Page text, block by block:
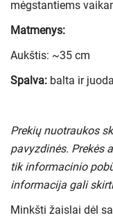
mėgstantiems
Matmenys:
Aukštis: ~35 cm
Spalva: balta ir juoda
Prekių nuotraukos
pavyzdinės. Prekės
tik informacinio
informacija gali
Minkšti žaislai dėl